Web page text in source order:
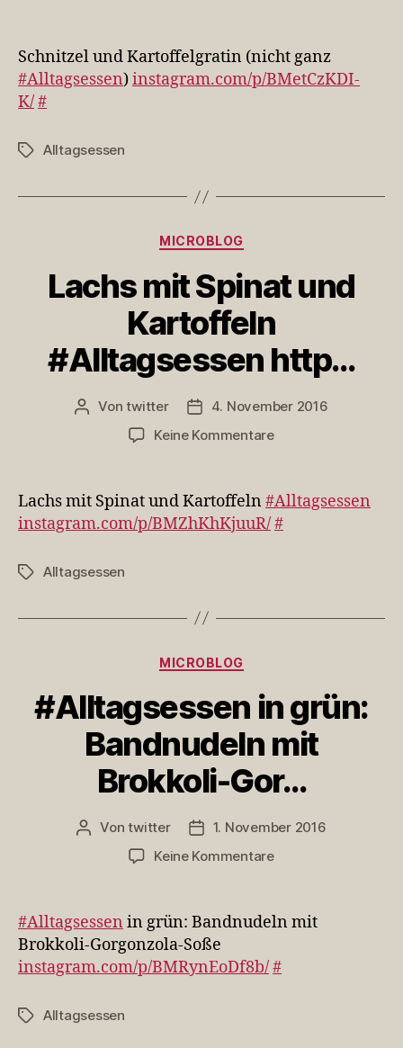
Kartoffelgratin
(nicht
ganz
Schnitzel und Kartoffelgratin (nicht ganz
#Alltagsessen)instagram.com/p/BMetCzKDI-
K/#
Schlagwörter
Alltagsessen
Kategorien
MICROBLOG
Lachs mit Spinat und
Kartoffeln
#Alltagsessen http…
Beitragsautor
Vontwitter Veröffentlichungsdatum
4. November 2016
Keine Kommentarezu
Spinat
und
Kartoffeln
Lachs mit Spinat und Kartoffeln #Alltagsessen
instagram.com/p/BMZhKhKjuuR/#
Schlagwörter
Alltagsessen
Kategorien
MICROBLOG
#Alltagsessen in grün:
Bandnudeln mit
Brokkoli-Gor…
Beitragsautor
Vontwitter Veröffentlichungsdatum
1. November 2016
Keine Kommentarezu
grün:
Brokkoli-
#Alltagsessen in grün: Bandnudeln mit
Brokkoli-Gorgonzola-Soße
instagram.com/p/BMRynEoDf8b/#
Schlagwörter
Alltagsessen